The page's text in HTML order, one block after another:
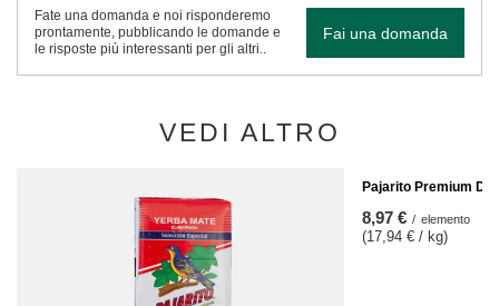
Fate una domanda e noi risponderemo
prontamente, pubblicando le domande e
le risposte più interessanti per gli altri..
Fai una domanda
VEDI ALTRO
Pajarito Premium
8,97 € / elemento
(17,94 € / kg)